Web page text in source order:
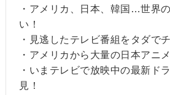
・アメリカ、日本、韓国…世界
い！
・見逃したテレビ番組をタダで
・アメリカから大量の日本アニ
・いまテレビで放映中の最新ド
見！